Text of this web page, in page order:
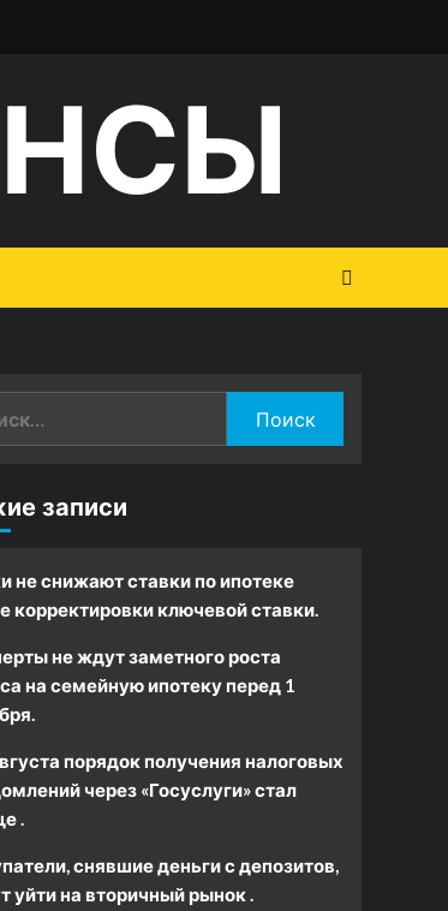
записи
не снижают ставки по ипотеке
корректировки ключевой ставки.
не ждут заметного роста
на семейную ипотеку перед 1
порядок получения налоговых
через «Госуслуги» стал
.
снявшие деньги с депозитов,
уйти на вторичный рынок .